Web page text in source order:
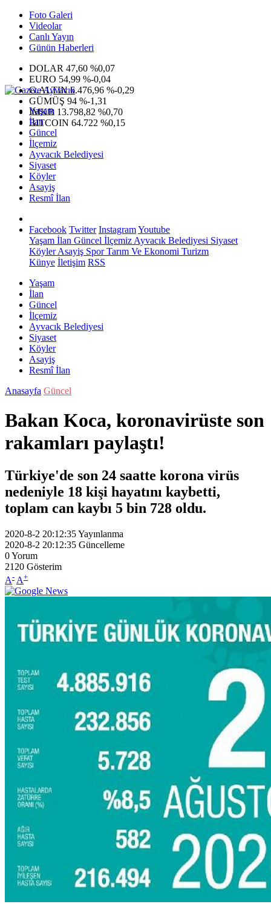
Foto Galeri
Videolar
Canlı Yayın
Günün Haberleri
DOLAR 47,60 %0,07
EURO 54,99 %-0,04
G.ALTIN6.476,96 %-0,29
GÜMÜŞ 94 %-1,31
IMKB 13.798,82 %0,70
BITCOIN 64.722 %0,15
Yaşam
İlan
Güncel
İlçemiz
Ayvacık Belediyesi
Siyaset
Köyler
Asayiş
Resmî İlan
Facebook Twitter InstagramYoutube
Yaşam İlan Güncel İlçemiz Ayvacık Belediyesi Siyaset
KöylerAsayiş SporTarım Ve Ekonomi Turizm
Künye İletişim RSS
Yaşam
İlan
Güncel
İlçemiz
Ayvacık Belediyesi
Siyaset
Köyler
Asayiş
Resmî İlan
Anasayfa Güncel
Bakan Koca, koronavirüste son
rakamları paylaştı!
Türkiye'de son 24 saatte korona virüs
nedeniyle 18 kişi hayatını kaybetti,
toplam can kaybı 5 bin 728 oldu.
2020-8-2 20:12:35Yayınlanma
2020-8-2 20:12:35 Güncelleme
0Yorum
2120 Gösterim
A- A+